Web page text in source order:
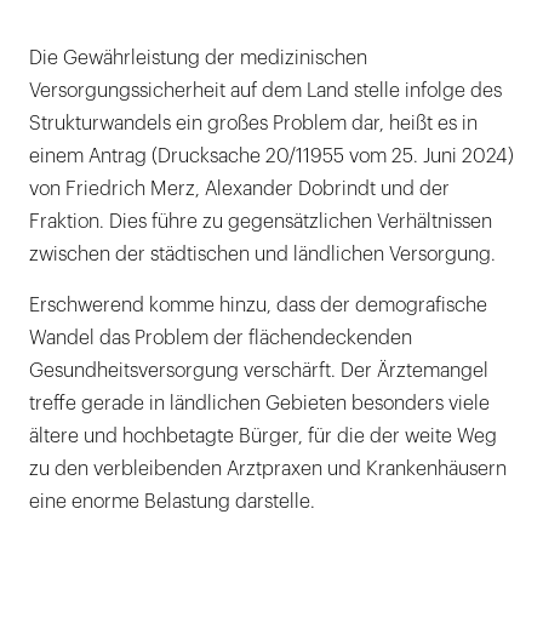
Die Gewährleistung der medizinischen
Versorgungssicherheit auf dem Land stelle infolge des
Strukturwandels ein großes Problem dar, heißt es in
einem Antrag (Drucksache 20/11955 vom 25. Juni 2024)
von Friedrich Merz, Alexander Dobrindt und der
Fraktion. Dies führe zu gegensätzlichen Verhältnissen
zwischen der städtischen und ländlichen Versorgung.
Erschwerend komme hinzu, dass der demografische
Wandel das Problem der flächendeckenden
Gesundheitsversorgung verschärft. Der Ärztemangel
treffe gerade in ländlichen Gebieten besonders viele
ältere und hochbetagte Bürger, für die der weite Weg
zu den verbleibenden Arztpraxen und Krankenhäusern
eine enorme Belastung darstelle.